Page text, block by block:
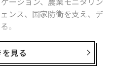
ンス、国家防衛を支え、デ
。
ションと並行して、宇宙シ
った。同じ指数関数的な潮
見る